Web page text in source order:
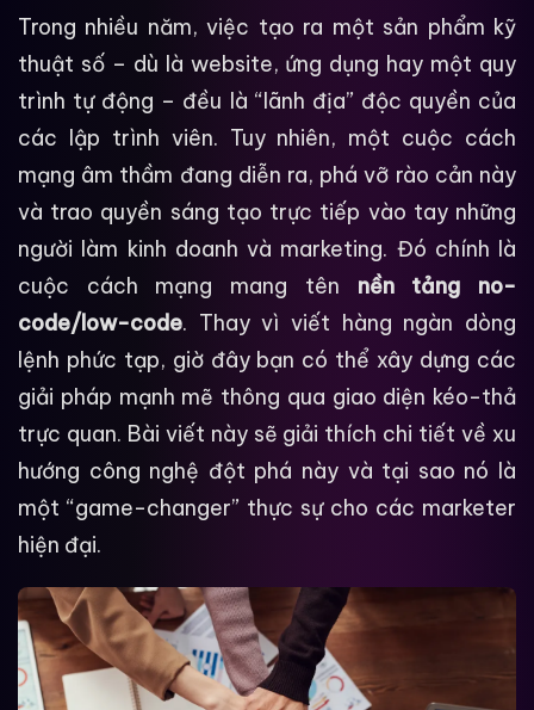
Trong nhiều năm, việc tạo ra một sản phẩm kỹ
thuật số – dù là website, ứng dụng hay một quy
trình tự động – đều là “lãnh địa” độc quyền của
các lập trình viên. Tuy nhiên, một cuộc cách
mạng âm thầm đang diễn ra, phá vỡ rào cản này
và trao quyền sáng tạo trực tiếp vào tay những
người làm kinh doanh và marketing. Đó chính là
cuộc cách mạng mang tên nền tảng no-
code/low-code. Thay vì viết hàng ngàn dòng
lệnh phức tạp, giờ đây bạn có thể xây dựng các
giải pháp mạnh mẽ thông qua giao diện kéo-thả
trực quan. Bài viết này sẽ giải thích chi tiết về xu
hướng công nghệ đột phá này và tại sao nó là
một “game-changer” thực sự cho các marketer
hiện đại.